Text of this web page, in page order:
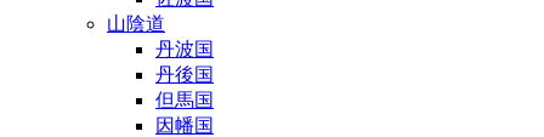
山陰道
丹波国
丹後国
但馬国
因幡国